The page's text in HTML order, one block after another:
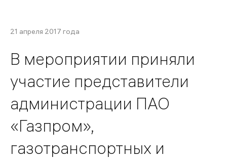
21 апреля 2017 года
В мероприятии приняли
участие представители
администрации ПАО
«Газпром»,
газотранспортных и